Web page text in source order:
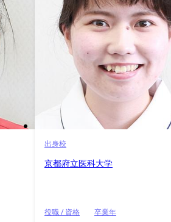
出身校
京都府立医科大学
役職 / 資格 卒業年